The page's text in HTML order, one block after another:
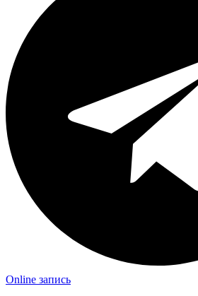
Online запись